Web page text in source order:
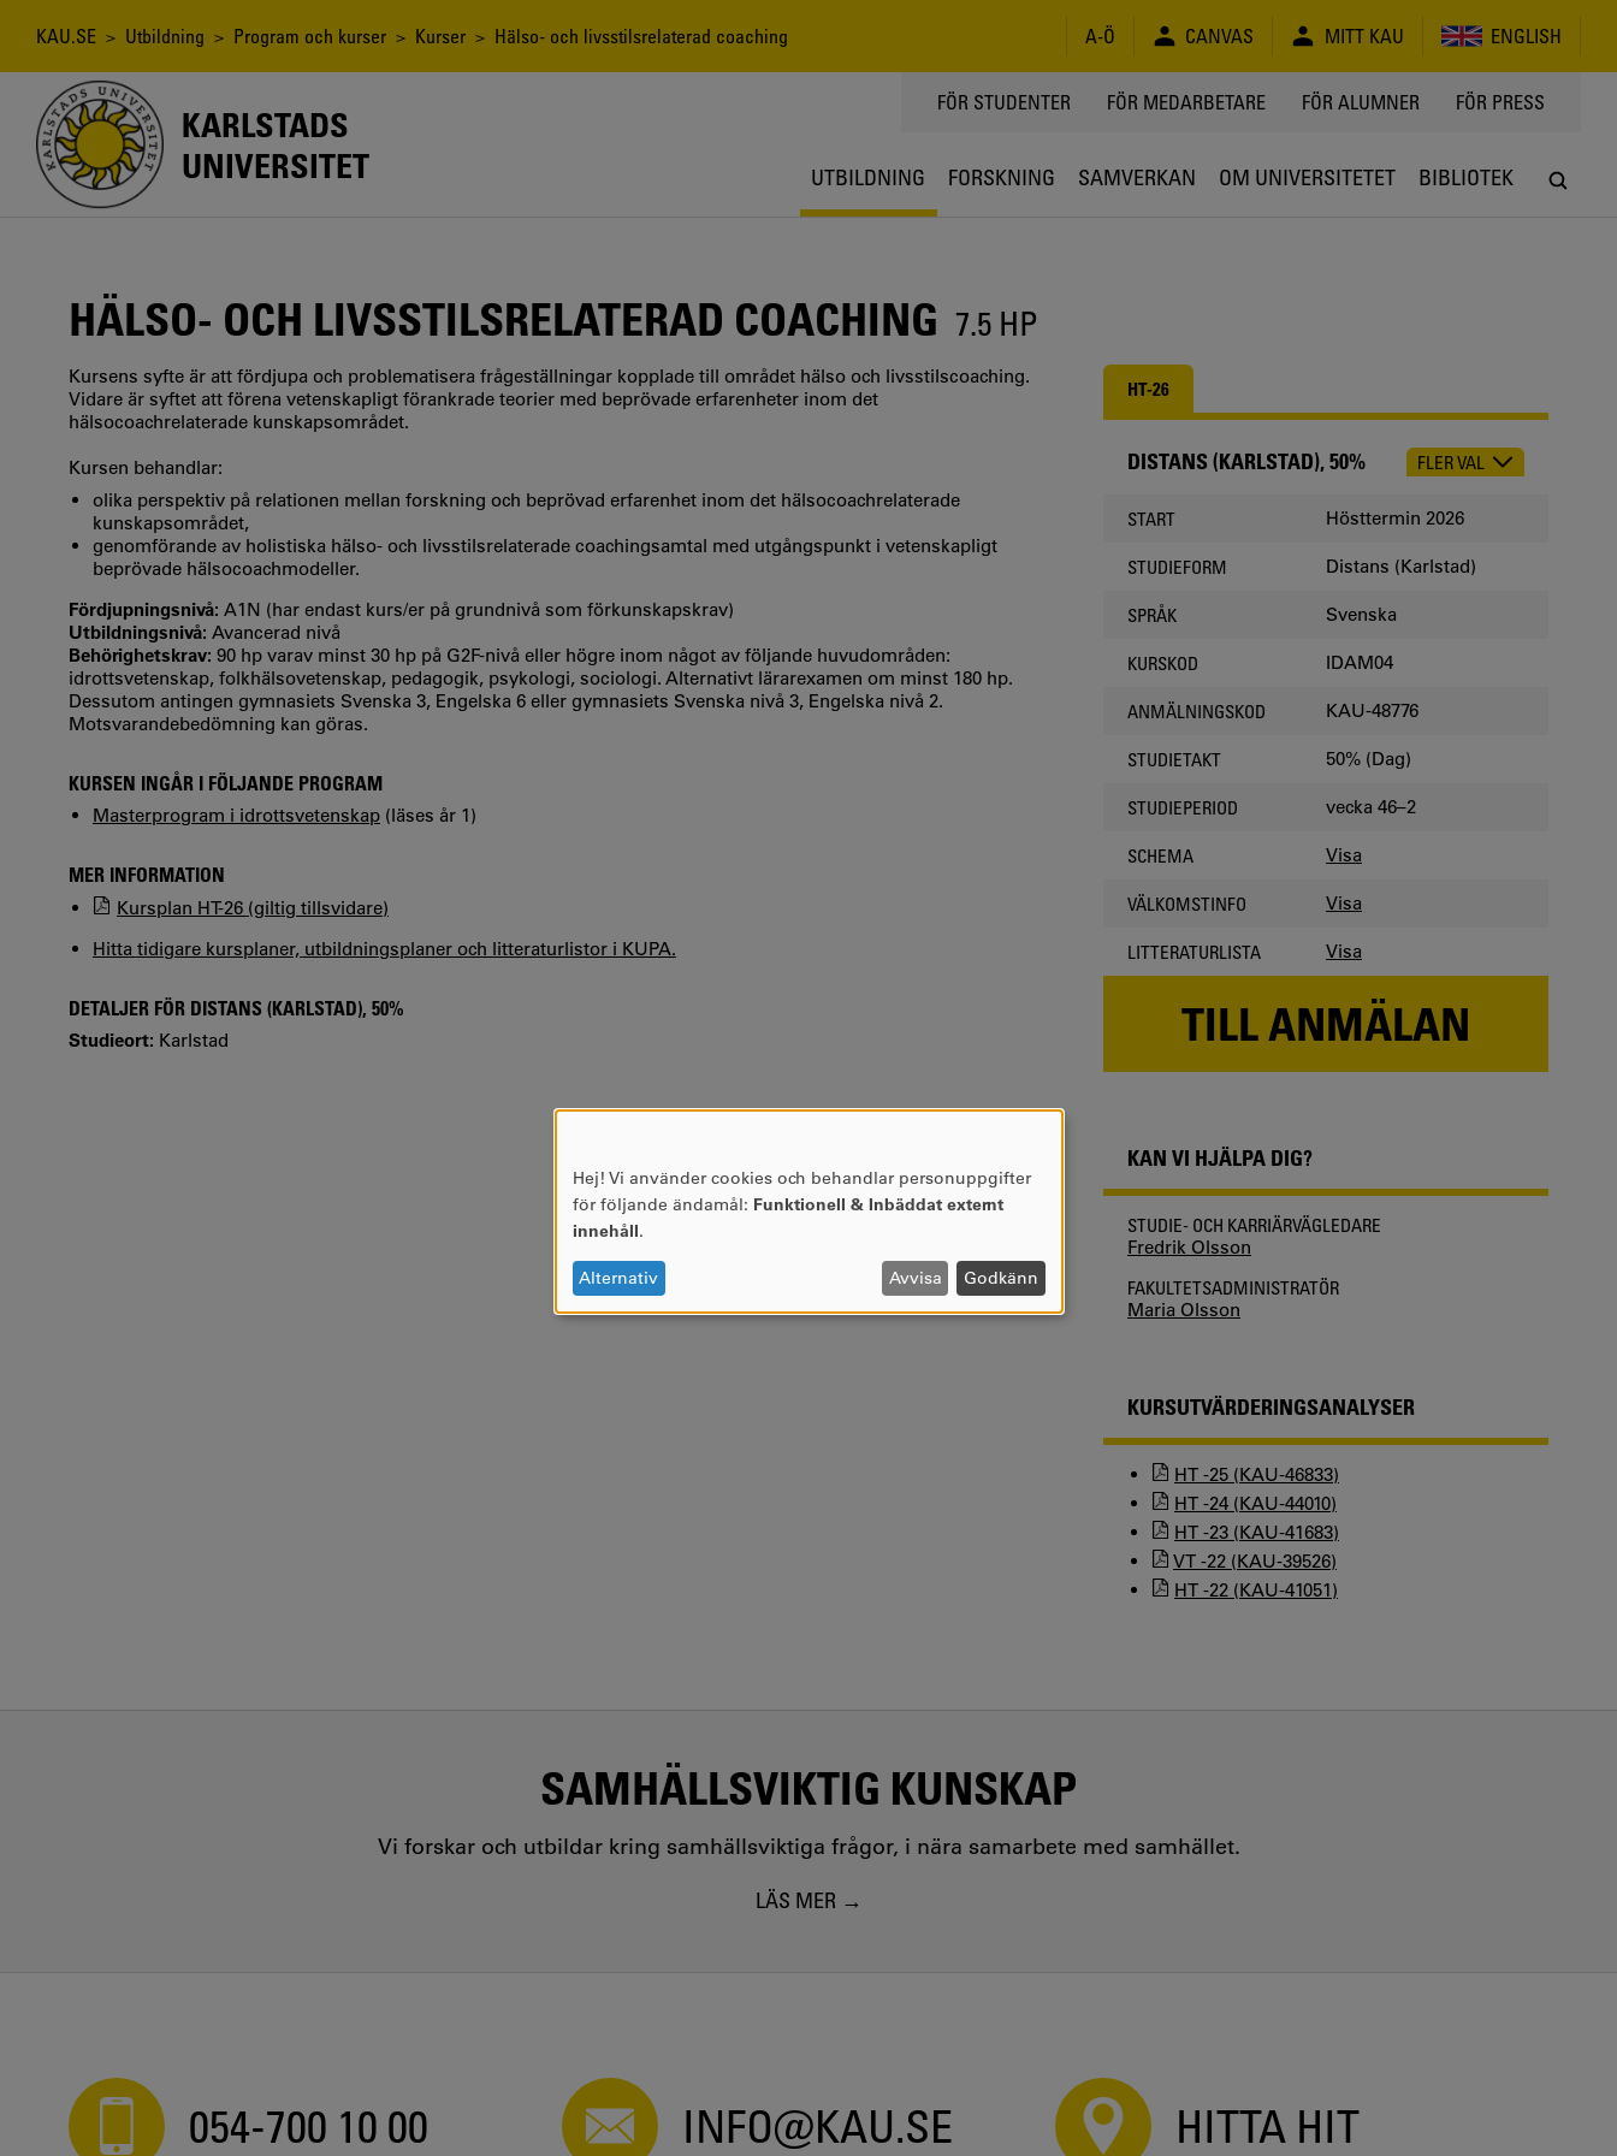
Länkstig
KAU.SE > Utbildning > Program och kurser > Kurser > Hälso- och livsstilsrelaterad coaching A-Ö CANVAS MITT KAU ENGLISH
KARLSTADS
UNIVERSITET
TOPPMENY
FÖR STUDENTER FÖR MEDARBETARE FÖR ALUMNER FÖR PRESS
UTBILDNING FORSKNING SAMVERKAN OM UNIVERSITETET BIBLIOTEK
HÄLSO- OCH LIVSSTILSRELATERAD COACHING 7.5 HP
Kursens syfte är att fördjupa och problematisera frågeställningar kopplade till området hälso och livsstilscoaching.
Vidare är syftet att förena vetenskapligt förankrade teorier med beprövade erfarenheter inom det
hälsocoachrelaterade kunskapsområdet.
Kursen behandlar:
olika perspektiv på relationen mellan forskning och beprövad erfarenhet inom det hälsocoachrelaterade
kunskapsområdet,
genomförande av holistiska hälso- och livsstilsrelaterade coachingsamtal med utgångspunkt i vetenskapligt
beprövade hälsocoachmodeller.
Fördjupningsnivå: A1N (har endast kurs/er på grundnivå som förkunskapskrav)
Utbildningsnivå: Avancerad nivå
Behörighetskrav: 90 hp varav minst 30 hp på G2F-nivå eller högre inom något av följande huvudområden:
idrottsvetenskap, folkhälsovetenskap, pedagogik, psykologi, sociologi. Alternativt lärarexamen om minst 180 hp.
Dessutom antingen gymnasiets Svenska 3, Engelska 6 eller gymnasiets Svenska nivå 3, Engelska nivå 2.
Motsvarandebedömning kan göras.
KURSEN INGÅR I FÖLJANDE PROGRAM
Masterprogram i idrottsvetenskap (läses år 1)
MER INFORMATION
Kursplan HT-26 (giltig tillsvidare)
Hitta tidigare kursplaner, utbildningsplaner och litteraturlistor i KUPA.
DETALJER FÖR DISTANS (KARLSTAD), 50%
Studieort: Karlstad
HT-26
CHOOSE
DISTANS (KARLSTAD), 50% FLER VAL
START Hösttermin 2026
STUDIEFORM Distans (Karlstad)
SPRÅK Svenska
KURSKOD IDAM04
ANMÄLNINGSKOD KAU-48776
STUDIETAKT 50% (Dag)
STUDIEPERIOD vecka 46–2
SCHEMA Visa
VÄLKOMSTINFO Visa
LITTERATURLISTA Visa
TILL ANMÄLAN
KAN VI HJÄLPA DIG?
STUDIE- OCH KARRIÄRVÄGLEDARE
Fredrik Olsson
FAKULTETSADMINISTRATÖR
Maria Olsson
KURSUTVÄRDERINGSANALYSER
HT -25 (KAU-46833)
HT -24 (KAU-44010)
HT -23 (KAU-41683)
VT -22 (KAU-39526)
HT -22 (KAU-41051)
SAMHÄLLSVIKTIG KUNSKAP
Vi forskar och utbildar kring samhällsviktiga frågor, i nära samarbete med samhället.
LÄS MER
054-700 10 00 INFO@KAU.SE HITTA HIT
ANVÄNDNING
AV
OCH
COOKIES
Hej! Vi använder cookies och behandlar personuppgifter
för följande ändamål: Funktionell & Inbäddat externt
innehåll.
Alternativ Avvisa Godkänn